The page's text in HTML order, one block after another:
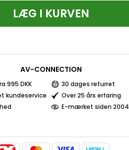
LÆG I KURVEN
AV-CONNECTION
995 DKK
30 dages returret
kundeservice
Over 25 års erfaring
E-mærket siden 2004